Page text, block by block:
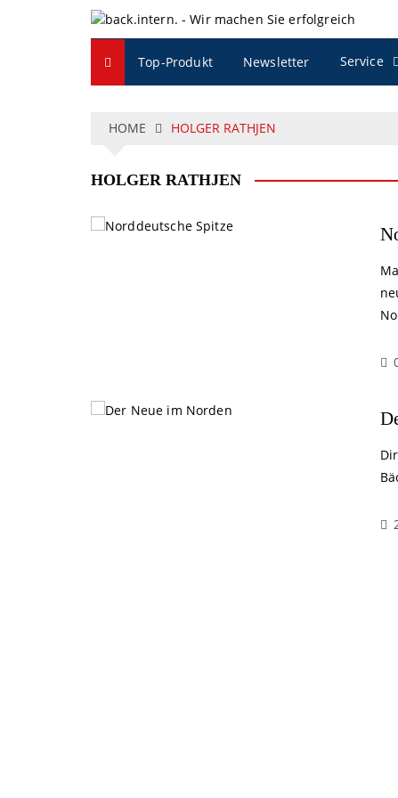
Top-Produkt Newsletter Service
HOME HOLGER RATHJEN
HOLGER RATHJEN